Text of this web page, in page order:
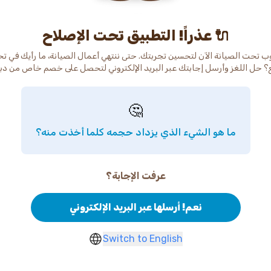
عذراً! التطبيق تحت الإصلاح 🔌
تحت الصيانة الآن لتحسين تجربتك. حتى ننتهي أعمال الصيانة، ما رأيك في
🤔
ما هو الشيء الذي يزداد حجمه كلما أخذت منه؟
عرفت الإجابة؟
نعم! أرسلها عبر البريد الإلكتروني
Switch to English